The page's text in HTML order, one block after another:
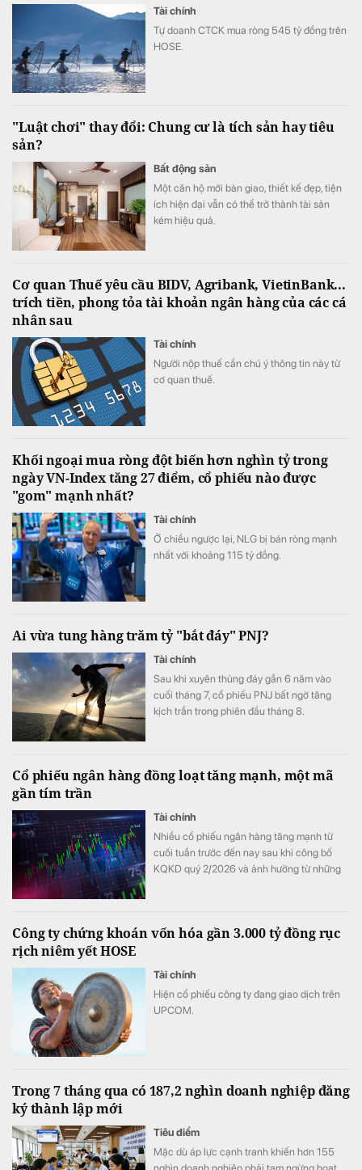
Tài chính
Tự doanh CTCK mua ròng 545 tỷ đồng trên
HOSE.
"Luật chơi" thay đổi: Chung cư là tích sản hay tiêu
sản?
Bất động sản
Một căn hộ mới bàn giao, thiết kế đẹp, tiện
ích hiện đại vẫn có thể trở thành tài sản
kém hiệu quả.
Cơ quan Thuế yêu cầu BIDV, Agribank, VietinBank...
trích tiền, phong tỏa tài khoản ngân hàng của các cá
nhân sau
Tài chính
Người nộp thuế cần chú ý thông tin này từ
cơ quan thuế.
Khối ngoại mua ròng đột biến hơn nghìn tỷ trong
ngày VN-Index tăng 27 điểm, cổ phiếu nào được
"gom" mạnh nhất?
Tài chính
Ở chiều ngược lại, NLG bị bán ròng mạnh
nhất với khoảng 115 tỷ đồng.
Ai vừa tung hàng trăm tỷ "bắt đáy" PNJ?
Tài chính
Sau khi xuyên thủng đáy gần 6 năm vào
cuối tháng 7, cổ phiếu PNJ bất ngờ tăng
kịch trần trong phiên đầu tháng 8.
Cổ phiếu ngân hàng đồng loạt tăng mạnh, một mã
gần tím trần
Tài chính
Nhiều cổ phiếu ngân hàng tăng mạnh từ
cuối tuần trước đến nay sau khi công bố
KQKD quý 2/2026 và ảnh hưởng từ những
Công ty chứng khoán vốn hóa gần 3.000 tỷ đồng rục
rịch niêm yết HOSE
Tài chính
Hiện cổ phiếu công ty đang giao dịch trên
UPCOM.
Trong 7 tháng qua có 187,2 nghìn doanh nghiệp đăng
ký thành lập mới
Tiêu điểm
Mặc dù áp lực cạnh tranh khiến hơn 155